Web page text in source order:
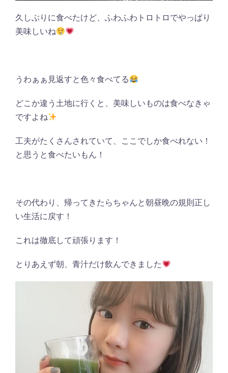
久しぶりに食べたけど、ふわふわトロトロでやっぱり
美味しいね
うわぁぁ見返すと色々食べてる
どこか違う土地に行くと、美味しいものは食べなきゃ
ですよね
工夫がたくさんされていて、ここでしか食べれない！
と思うと食べたいもん！
その代わり、帰ってきたらちゃんと朝昼晩の規則正し
い生活に戻す！
これは徹底して頑張ります！
とりあえず朝、青汁だけ飲んできました